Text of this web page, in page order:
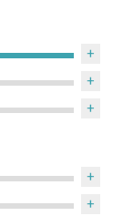
+
+
+
+
+